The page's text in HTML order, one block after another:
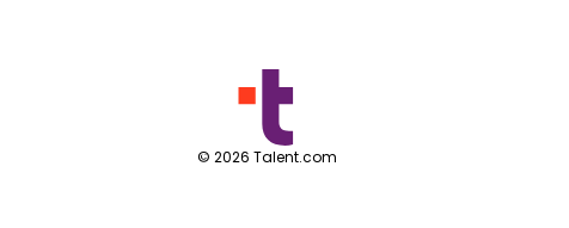
© 2026 Talent.com